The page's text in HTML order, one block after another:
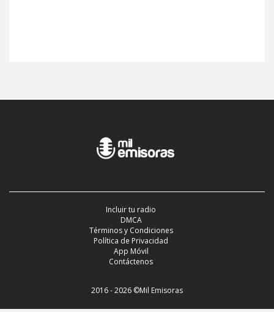
Incluir tu radio
DMCA
Términos y Condiciones
Política de Privacidad
App Móvil
Contáctenos
2016 - 2026 ©Mil Emisoras